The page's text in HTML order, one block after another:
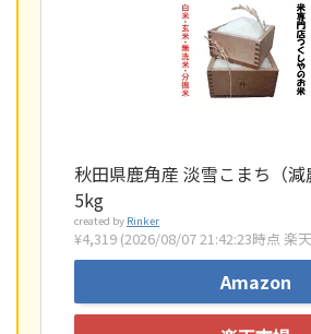
秋田県鹿角産 淡雪こまち（
5kg
created by Rinker
¥4,319 (2026/08/07 21:42:23時点 楽
Amazon